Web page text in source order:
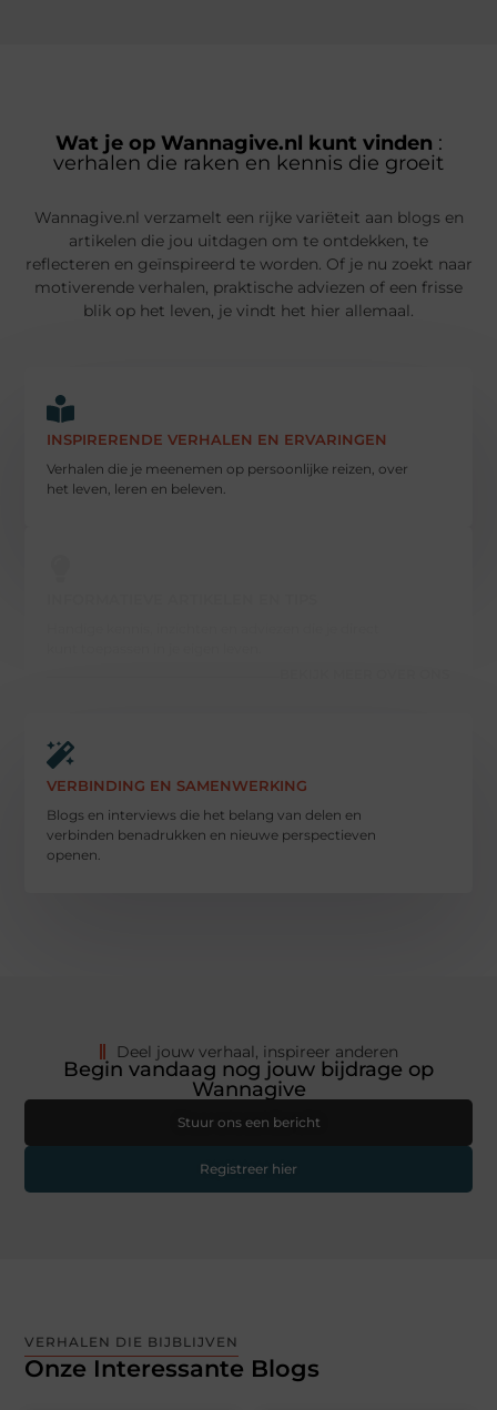
Wat je op Wannagive.nl kunt vinden :
verhalen die raken en kennis die groeit
Wannagive.nl verzamelt een rijke variëteit aan blogs en
artikelen die jou uitdagen om te ontdekken, te
reflecteren en geïnspireerd te worden. Of je nu zoekt naar
motiverende verhalen, praktische adviezen of een frisse
blik op het leven, je vindt het hier allemaal.
INSPIRERENDE VERHALEN EN ERVARINGEN
Verhalen die je meenemen op persoonlijke reizen, over
het leven, leren en beleven.
VERBINDING EN SAMENWERKING
Blogs en interviews die het belang van delen en
verbinden benadrukken en nieuwe perspectieven
openen.
Deel jouw verhaal, inspireer anderen
Begin vandaag nog jouw bijdrage op
Wannagive
Stuur ons een bericht
Registreer hier
VERHALEN DIE BIJBLIJVEN
Onze Interessante Blogs